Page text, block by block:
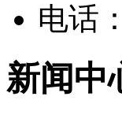
电话
新闻中